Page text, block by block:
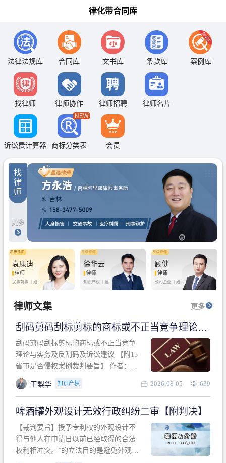
律化带合同库
法律法规库 合同库 文书库 条款库 案例库
找律师 律师协作 律师招聘 律师名片
诉讼费计算器 商标分类表 会员
找
律
师
更多
袁康迪
律师
民事商事 丨 婚姻
徐华云
律师
知识产权 丨 建设
顾健
律师
公司企业 丨婚姻
房产纠纷
律师文集 更多
刮码剪码刮标剪标的商标或不正当竞争理论与
实务及反刮码及诉讼建议 【附15省市是否侵权
案例裁判要旨】
刮码剪码刮标剪标的商标或不正当竞争
理论与实务及反刮码及诉讼建议 【附15
省市是否侵权案例裁判要旨】 作者：浙
江杭知桥律师事务所 王梨华 周靖超 【导
读】 第一部分：刮码剪码刮标剪标的商
诉讼建议 第二部分：15省市是否侵权案
例的裁判要旨 目录 第一部分、刮码剪码
刮
王梨华 知识产权 2026-08-05 639
啤酒罐外观设计无效行政纠纷二审【附判决】
【裁判要旨】授予专利权的外观设计不
得与他人在申请日以前已经取得的合法
权利相冲突。”的立法目的是避免外观设